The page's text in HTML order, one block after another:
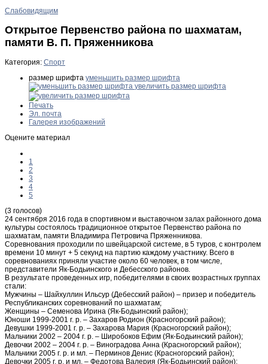
Слабовидящим
Открытое Первенство района по шахматам,
памяти В. П. Пряженникова
Категория: Спорт
размер шрифта уменьшить размер шрифта
увеличить размер шрифта
Печать
Эл. почта
Галерея изображений
Оцените материал
1
2
3
4
5
(3 голосов)
24 сентября 2016 года в спортивном и выставочном залах районного дома
культуры состоялось традиционное открытое Первенство района по
шахматам, памяти Владимира Петровича Пряженникова.
Соревнования проходили по швейцарской системе, в 5 туров, с контролем
времени 10 минут + 5 секунд на партию каждому участнику. Всего в
соревнованиях приняли участие около 60 человек, в том числе,
представители Як-Бодьинского и Дебесского районов.
В результате проведенных игр, победителями в своих возрастных группах
стали:
Мужчины – Шайхуллин Ильсур (Дебесский район) – призер и победитель
Республиканских соревнований по шахматам;
Женщины – Семенова Ирина (Як-Бодьинский район);
Юноши 1999-2001 г. р. – Захаров Родион (Красногорский район);
Девушки 1999-2001 г. р. – Захарова Мария (Красногорский район);
Мальчики 2002 – 2004 г. р. – Широбоков Ефим (Як-Бодьинский район);
Девочки 2002 – 2004 г. р. – Виноградова Анна (Красногорский район);
Мальчики 2005 г. р. и мл. – Перминов Денис (Красногорский район);
Девочки 2005 г. р. и мл. – Федотова Валерия (Як-Бодьинский район);